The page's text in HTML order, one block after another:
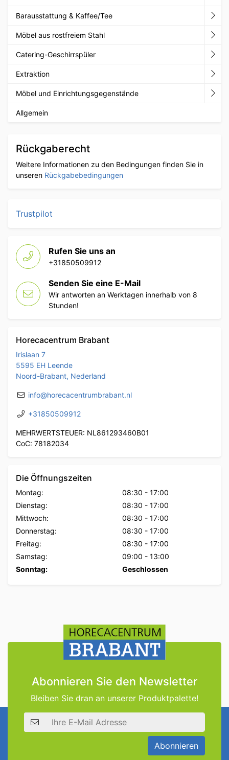
Barausstattung & Kaffee/Tee
Möbel aus rostfreiem Stahl
Catering-Geschirrspüler
Extraktion
Möbel und Einrichtungsgegenstände
Allgemein
Rückgaberecht
Weitere Informationen zu den Bedingungen finden Sie in
unseren Rückgabebedingungen
Trustpilot
Rufen Sie uns an
+31850509912
Senden Sie eine E-Mail
Wir antworten an Werktagen innerhalb von 8
Stunden!
Horecacentrum Brabant
Irislaan 7
5595 EH Leende
Noord-Brabant, Nederland
info@horecacentrumbrabant.nl
+31850509912
MEHRWERTSTEUER: NL861293460B01
CoC: 78182034
Die Öffnungszeiten
Montag: 08:30 - 17:00
Dienstag:
08:30 - 17:00
Mittwoch:
08:30 - 17:00
Donnerstag:
08:30 - 17:00
Freitag:
08:30 - 17:00
Samstag:
09:00 - 13:00
Sonntag:
Geschlossen
Abonnieren Sie den Newsletter
Bleiben Sie dran an unserer Produktpalette!
E-Mail Adresse
Abonnieren